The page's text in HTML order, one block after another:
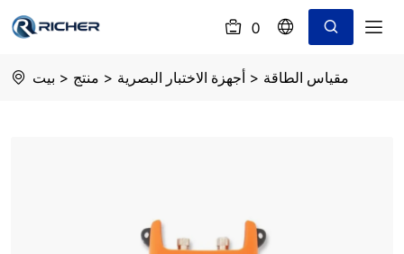
0
Power
بيت > منتج > أجهزة الاختبار البصرية > مقياس الطاقة